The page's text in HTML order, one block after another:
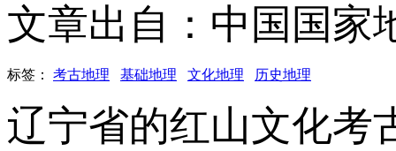
文章出自：中国国家
标签： 考古地理 基础地理 文化地理 历史地理
辽宁省的红山文化考